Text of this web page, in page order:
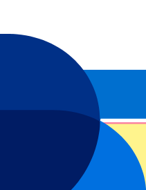
de nuestra
Declaración de